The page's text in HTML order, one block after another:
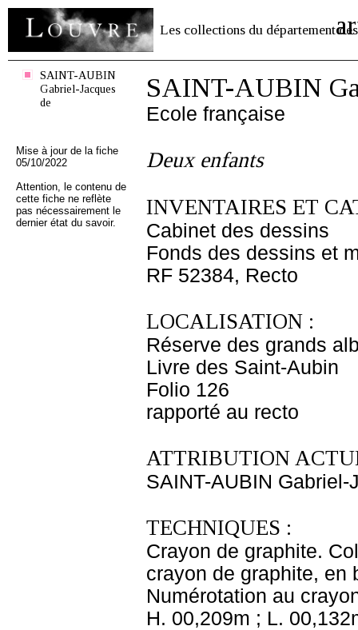
Les collections du département des
SAINT-AUBIN
Gabriel-Jacques
de
Mise à jour de la fiche
05/10/2022
Attention, le contenu de
cette fiche ne reflète
pas nécessairement le
dernier état du savoir.
SAINT-AUBIN
Ecole française
Deux enfants
INVENTAIRES ET
Cabinet des dessins
Fonds des dessins et
RF 52384, Recto
LOCALISATION :
Réserve des grands
Livre des Saint-Aubin
Folio 126
rapporté au recto
ATTRIBUTION
SAINT-AUBIN Gabriel-
TECHNIQUES :
Crayon de graphite.
crayon de graphite, en
Numérotation au
H. 00,209m ; L.